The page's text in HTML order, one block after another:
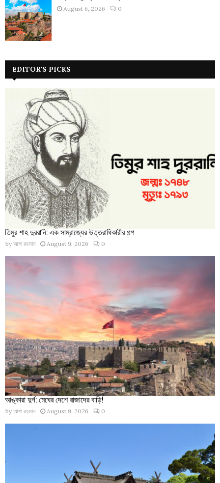
August 6, 2026 0
EDITOR'S PICKS
তিমুর শাহ দুররানি: এক সাম্রাজ্যের উত্তরাধিকারীর গল্প
by আশা রহমান August 9, 2026 0
আঙ্কারা দুর্গ: মেঘের দেশে রাজাদের বাড়ি!
by আশা রহমান August 9, 2026 0